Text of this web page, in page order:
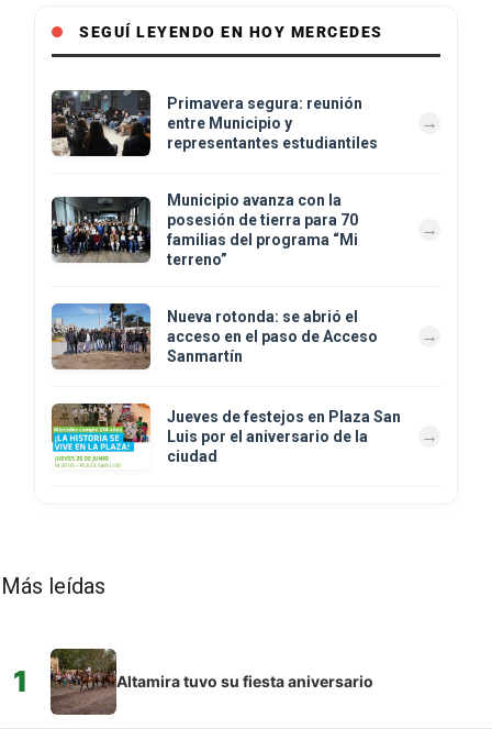
SEGUÍ LEYENDO EN HOY MERCEDES
Primavera segura: reunión
entre Municipio y
representantes estudiantiles
Municipio avanza con la
posesión de tierra para 70
familias del programa “Mi
terreno”
Nueva rotonda: se abrió el
acceso en el paso de Acceso
Sanmartín
Jueves de festejos en Plaza San
Luis por el aniversario de la
ciudad
Más leídas
1 Altamira tuvo su fiesta aniversario